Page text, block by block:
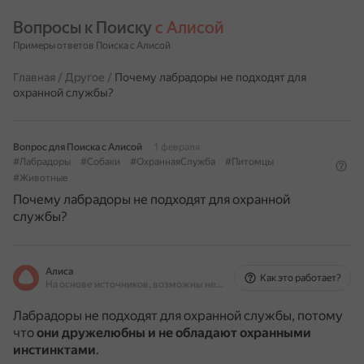
Вопросы к Поиску с Алисой
Примеры ответов Поиска с Алисой
Главная / Другое / Почему лабрадоры не подходят для
охранной службы?
Вопрос для Поиска с Алисой
1 февраля
#Лабрадоры
#Собаки #ОхраннаяСлужба
#Питомцы
#Животные
Почему лабрадоры не подходят для охранной
службы?
Алиса
На основе источников, возможны неточности
Как это работает?
Лабрадоры не подходят для охранной службы, потому
чтоони дружелюбны и не обладают охранными
инстинктами.